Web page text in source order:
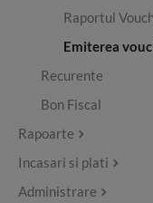
Raportul
Emiterea
Recurente
Bon Fiscal
Rapoarte
Incasari si plati
Administrare